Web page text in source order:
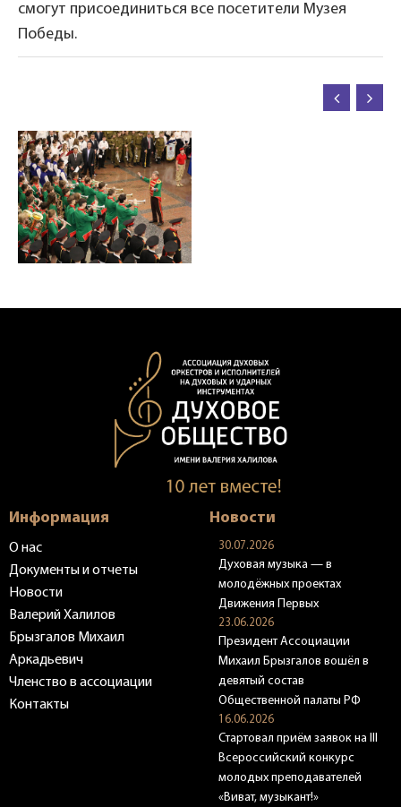
смогут присоединиться все посетители Музея
Победы.
Информация
О нас
Документы и отчеты
Новости
Валерий Халилов
Брызгалов Михаил
Аркадьевич
Членство в ассоциации
Контакты
Новости
30.07.2026
Духовая музыка — в
молодёжных проектах
Движения Первых
23.06.2026
Президент Ассоциации
Михаил Брызгалов вошёл в
девятый состав
Общественной палаты РФ
16.06.2026
Стартовал приём заявок на III
Всероссийский конкурс
молодых преподавателей
«Виват, музыкант!»